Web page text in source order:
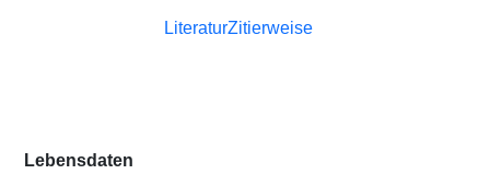
LiteraturZitierweise
Lebensdaten